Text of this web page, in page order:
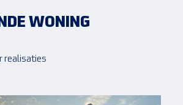
WONING
realisaties